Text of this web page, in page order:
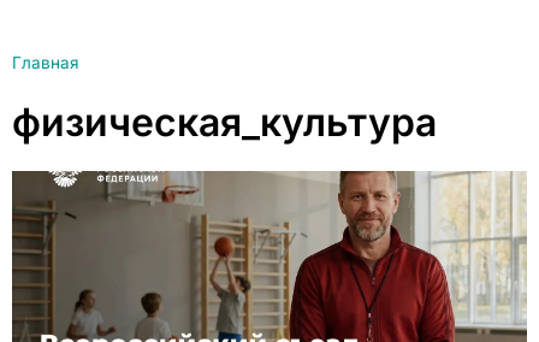
Главная
физическая_культура